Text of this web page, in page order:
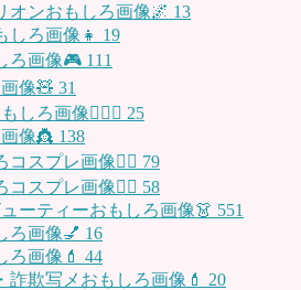
オンおもしろ画像🌌 13
しろ画像👧 19
ろ画像🎮 111
像🧸 31
しろ画像🧍🏼‍♂️ 25
像👸 138
コスプレ画像🧝‍♀️ 79
コスプレ画像🧝‍♂️ 58
ーティーおもしろ画像👗 551
ろ画像💅 16
ろ画像💄 44
詐欺写メおもしろ画像💄 20